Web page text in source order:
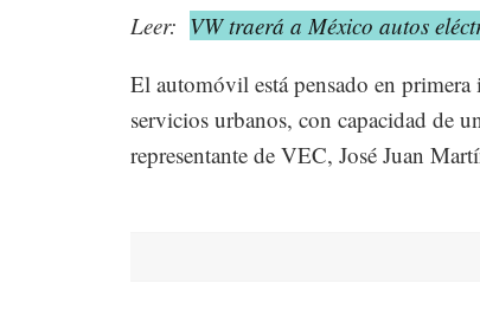
Leer: VW traerá a México autos
El automóvil está pensado en
servicios urbanos, con capacidad de
representante de VEC, José Juan